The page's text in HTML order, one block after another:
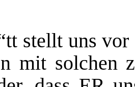
uns vor
mit solchen